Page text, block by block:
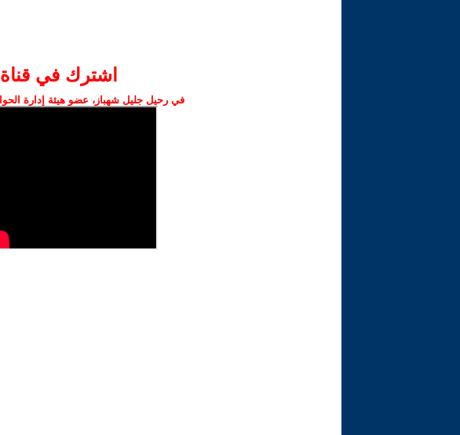
اشترك في
في رحيل جليل شهباز، عضو هيئة إدارة